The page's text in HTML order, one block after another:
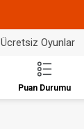
Ücretsiz Oyunlar
Puan Durumu